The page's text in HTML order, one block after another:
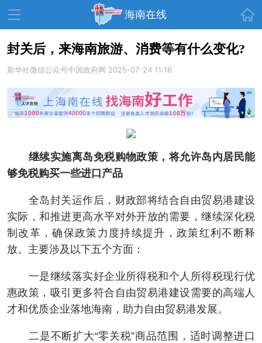
海南在线
资讯中心 热点 旅游
文体 财经
教育 健康 房产
生活 演出 活动
人才在线 天涯企服
封关后，来海南旅游、消费等有什么变化?
新华社微信公众号中国政府网 2025-07-24 11:16
继续实施离岛免税购物政策，将允许岛内居民能
够免税购买一些进口产品
全岛封关运作后，财政部将结合自由贸易港建设
实际，和推进更高水平对外开放的需要，继续深化税
制改革，确保政策力度持续提升，政策红利不断释
放。主要涉及以下五个方面：
一是继续落实好企业所得税和个人所得税现行优
惠政策，吸引更多符合自由贸易港建设需要的高端人
才和优质企业落地海南，助力自由贸易港发展。
二是不断扩大“零关税”商品范围，适时调整进口